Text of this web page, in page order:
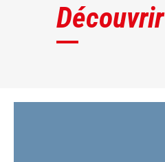
Découvrir